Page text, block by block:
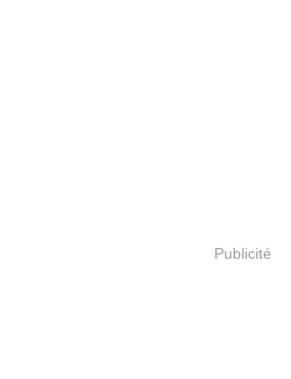
Publicité